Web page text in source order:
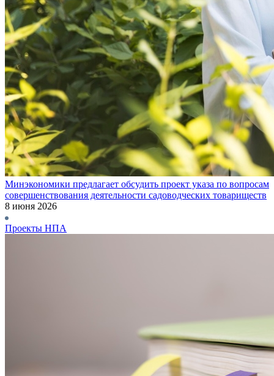
Минэкономики предлагает обсудить проект указа по вопросам
совершенствования деятельности садоводческих товариществ
8 июня 2026
Проекты НПА